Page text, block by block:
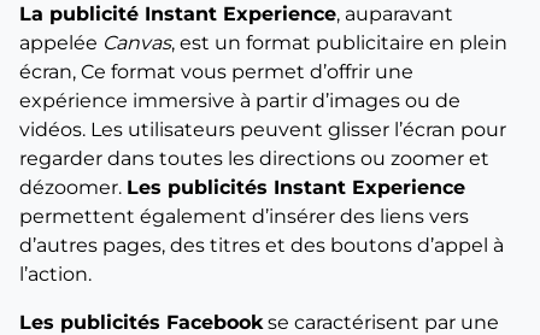
La publicité Instant Experience, auparavant
appelée Canvas, est un format publicitaire en plein
écran, Ce format vous permet d’offrir une
expérience immersive à partir d’images ou de
vidéos. Les utilisateurs peuvent glisser l’écran pour
regarder dans toutes les directions ou zoomer et
dézoomer. Les publicités Instant Experience
permettent également d’insérer des liens vers
d’autres pages, des titres et des boutons d’appel à
l’action.
Les publicités Facebook se caractérisent par une